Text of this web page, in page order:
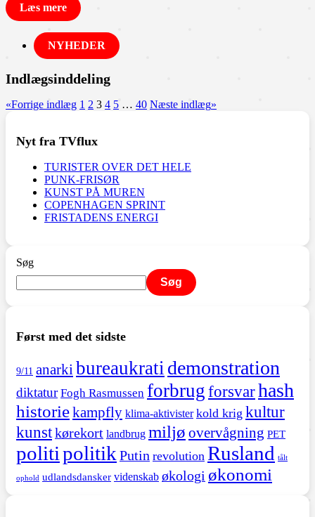
Læs mere
NYHEDER
Indlægsinddeling
«Forrige indlæg 1 2 3 4 5 … 40 Næste indlæg»
Nyt fra TVflux
TURISTER OVER DET HELE
PUNK-FRISØR
KUNST PÅ MUREN
COPENHAGEN SPRINT
FRISTADENS ENERGI
Søg
Søg
Først med det sidste
9/11 anarki bureaukrati demonstration
diktatur Fogh Rasmussen forbrugforsvarhash
historiekampfly klima-aktivister kold krig kultur
kunstkørekort landbrug miljø overvågning PET
politipolitik Putin revolution Rusland tålt
ophold udlandsdansker videnskab økologi økonomi